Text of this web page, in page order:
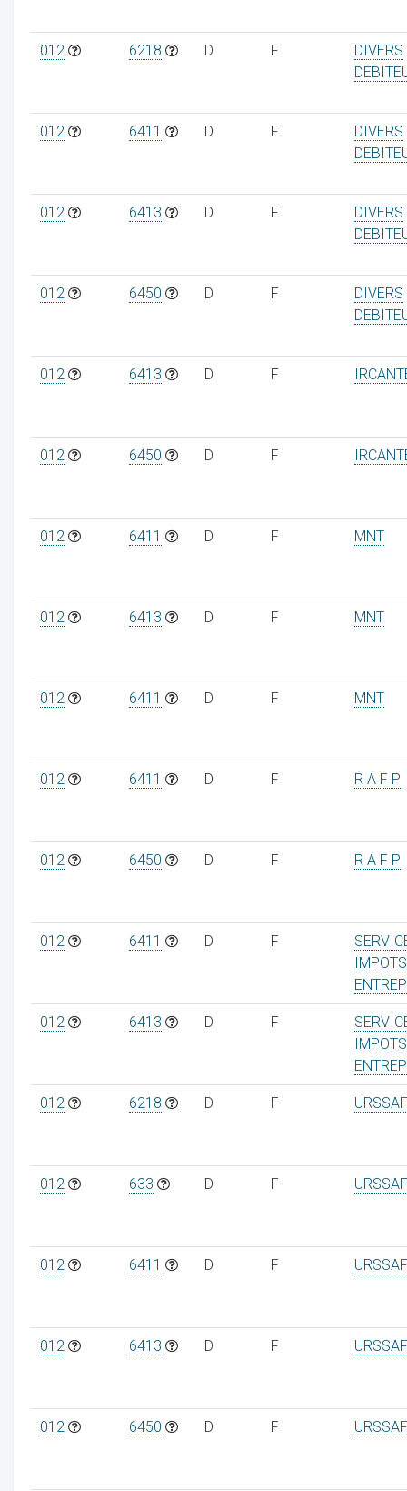
012 6218 D F
DIVERS
012 6411 D F
DIVERS
012 6413 D F
DIVERS
012 6450 D F
DIVERS
012 6413 D F
012 6450 D F
012 6411 D F MNT
012 6413 D F MNT
012 6411 D F MNT
012 6411 D F R A F P
012 6450 D F R A F P
012 6411 D F
IMPOTS
012 6413 D F
IMPOTS
012 6218 D F
012 633 D F
012 6411 D F
012 6413 D F
012 6450 D F